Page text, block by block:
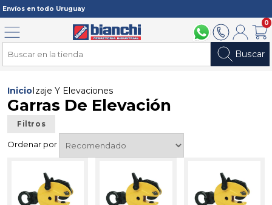
Envíos en todo Uruguay
094 211 1122902 2902Mi cuenta
0
Buscar
Menú
Inicio Izaje Y Elevaciones
Garras De Elevación
Filtros
Ordenar por